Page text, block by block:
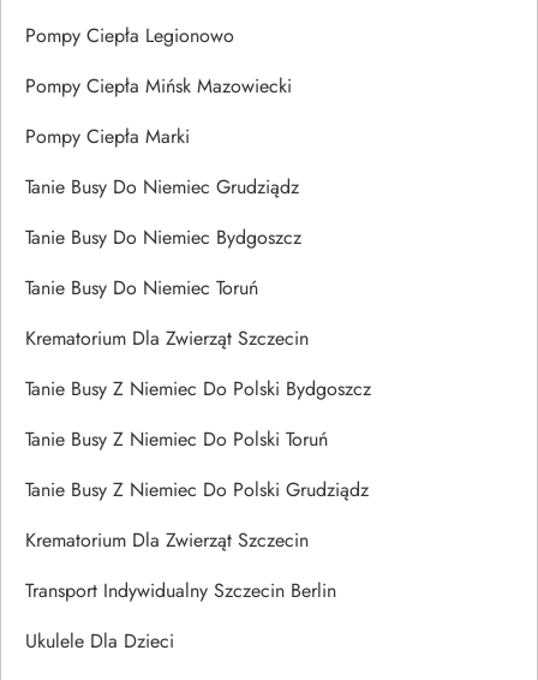
Pompy Ciepła Legionowo
Pompy Ciepła Mińsk Mazowiecki
Pompy Ciepła Marki
Tanie Busy Do Niemiec Grudziądz
Tanie Busy Do Niemiec Bydgoszcz
Tanie Busy Do Niemiec Toruń
Krematorium Dla Zwierząt Szczecin
Tanie Busy Z Niemiec Do Polski Bydgoszcz
Tanie Busy Z Niemiec Do Polski Toruń
Tanie Busy Z Niemiec Do Polski Grudziądz
Krematorium Dla Zwierząt Szczecin
Transport Indywidualny Szczecin Berlin
Ukulele Dla Dzieci